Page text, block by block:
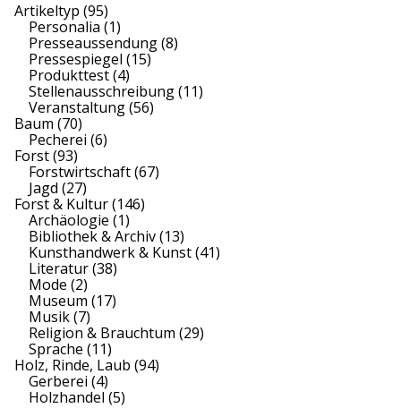
Artikeltyp (95)
Personalia (1)
Presseaussendung(8)
Pressespiegel (15)
Produkttest(4)
Stellenausschreibung(11)
Veranstaltung(56)
Baum (70)
Pecherei (6)
Forst(93)
Forstwirtschaft(67)
Jagd (27)
Forst & Kultur(146)
Archäologie (1)
Bibliothek & Archiv(13)
Kunsthandwerk & Kunst(41)
Literatur(38)
Mode (2)
Museum (17)
Musik(7)
Religion & Brauchtum (29)
Sprache (11)
Holz, Rinde, Laub (94)
Gerberei (4)
Holzhandel (5)